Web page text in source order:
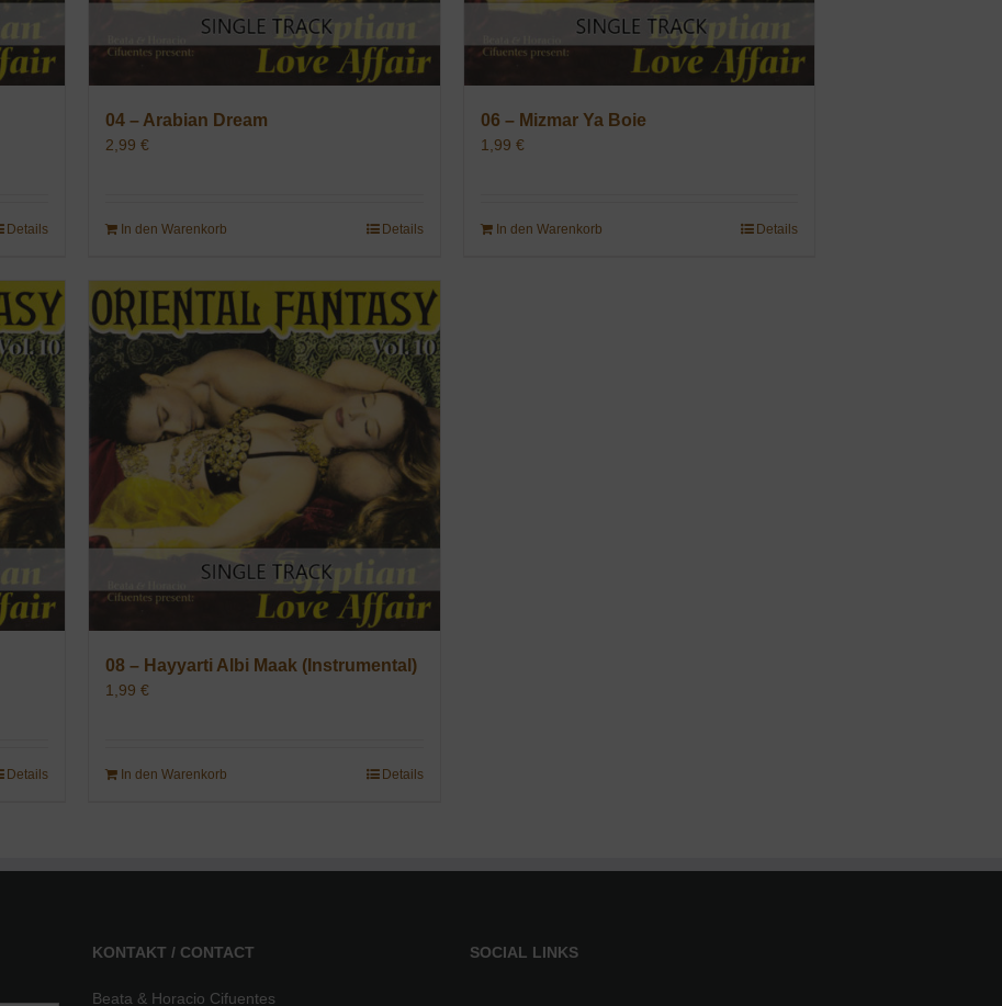
Details
04 – Arabian Dream
2,99€
In den Warenkorb Details
06 – Mizmar Ya Boie
1,99 €
In den Warenkorb Details
Details
08 – Hayyarti Albi Maak (Instrumental)
1,99€
In den Warenkorb Details
KONTAKT / CONTACT
Beata & Horacio Cifuentes
SOCIAL LINKS